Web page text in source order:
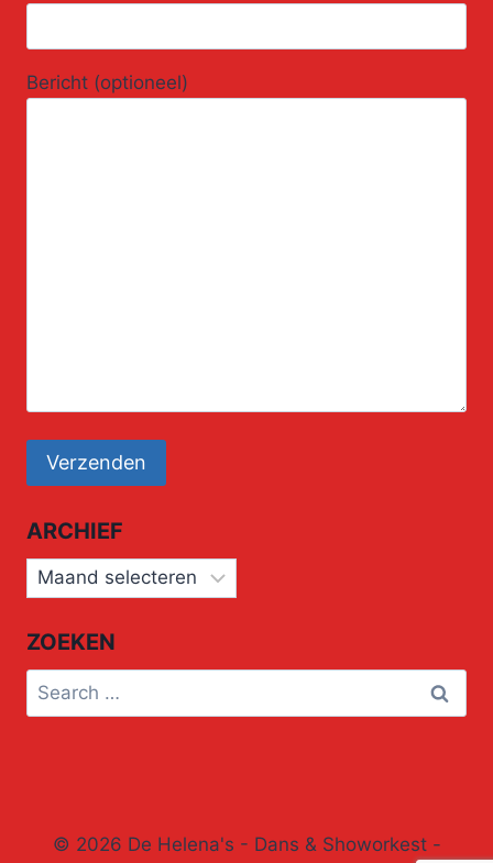
Bericht (optioneel)
ARCHIEF
Archief
ZOEKEN
Search
for:
© 2026 De Helena's - Dans & Showorkest -